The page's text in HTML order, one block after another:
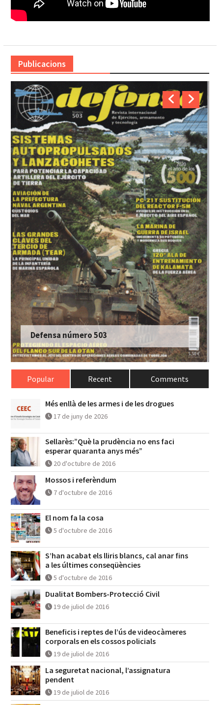
Publicacions
Defensa número 503
Popular Recent Comments
Més enllà de les armes i de les drogues
17 de juny de 2026
Sellarès:”Què la prudència no ens faci
esperar quaranta anys més”
20 d'octubre de 2016
Mossos i referèndum
7 d'octubre de 2016
El nom fa la cosa
5 d'octubre de 2016
S’han acabat els lliris blancs, cal anar fins
a les últimes conseqüències
5 d'octubre de 2016
Dualitat Bombers-Protecció Civil
19 de juliol de 2016
Beneficis i reptes de l’ús de videocàmeres
corporals en els cossos policials
19 de juliol de 2016
La seguretat nacional, l’assignatura
pendent
19 de juliol de 2016